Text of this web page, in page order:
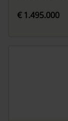
€ 1.495.000